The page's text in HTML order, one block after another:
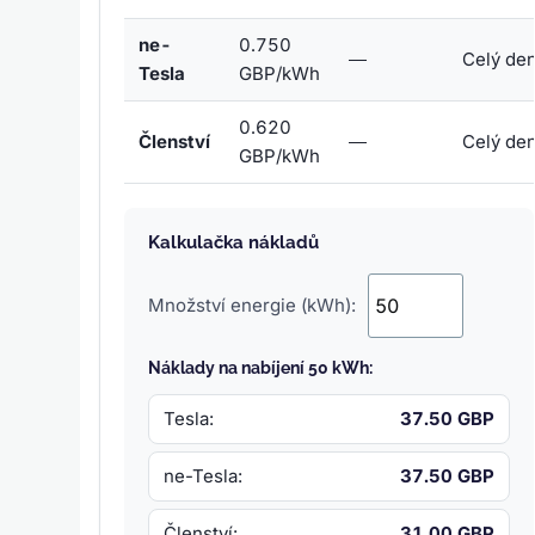
ne-
Tesla
0.750
GBP/kWh
— Celý
Členství
0.620
GBP/kWh
— Celý
Kalkulačka nákladů
Množství energie (kWh):
Náklady na nabíjení 50 kWh:
Tesla: 37.50 GBP
ne-Tesla: 37.50 GBP